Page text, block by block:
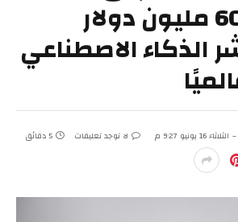
A) بقيمة 60 مليون دولار
الذكاء الاصطناعي
الثلاثاء 16 يونيو 9:27 م لا توجد تعليقات 5 دقائق